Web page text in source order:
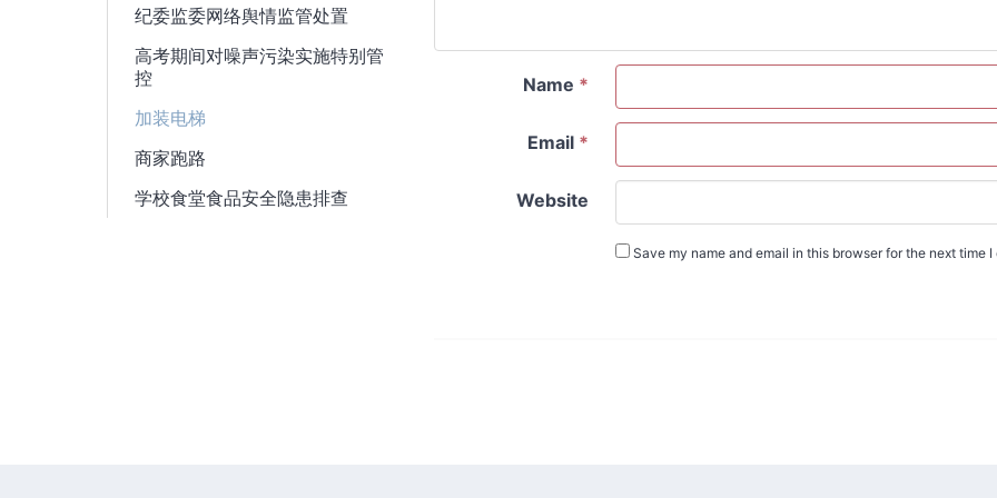
纪委监委网络舆情监管处置
高考期间对噪声污染实施特别管
控
加装电梯
商家跑路
学校食堂食品安全隐患排查
Name *
Email *
Website
Save my name and email in this browser for the next time I